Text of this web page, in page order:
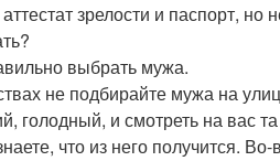
зрелости и паспорт, но
выбрать мужа.
не подбирайте мужа на
голодный, и смотреть на вас
что из него получится.